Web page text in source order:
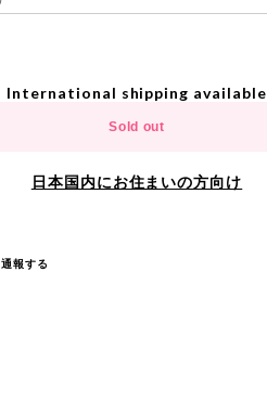
International shipping available
Sold out
日本国内にお住まいの方向け
通報する